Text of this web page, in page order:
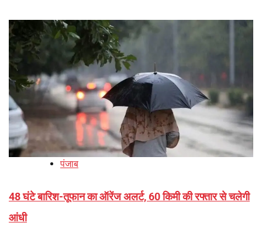
पंजाब
48 घंटे बारिश-तूफान का ऑरेंज अलर्ट, 60 किमी की रफ्तार से चलेगी
आंधी